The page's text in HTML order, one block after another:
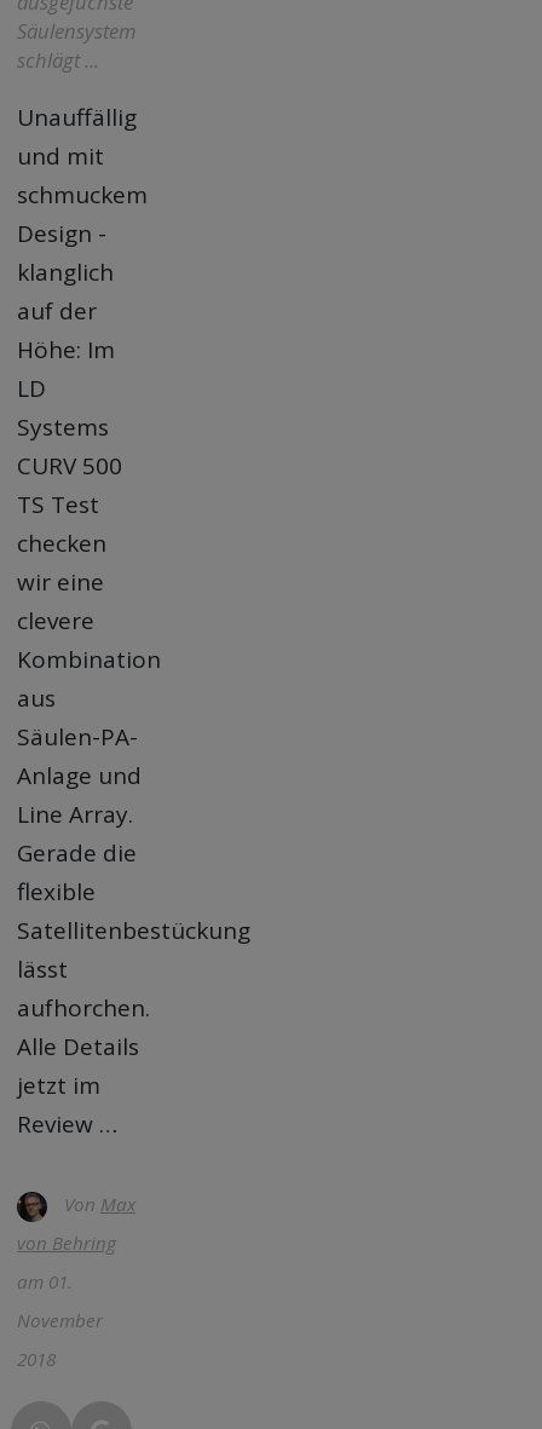
Säulensystem
schlägt ...
Unauffällig
und mit
schmuckem
Design -
klanglich
auf der
Höhe: Im
LD
Systems
CURV 500
TS Test
checken
wir eine
clevere
Kombination
aus
Säulen-PA-
Anlage und
Line Array.
Gerade die
flexible
Satellitenbestückung
lässt
aufhorchen.
Alle Details
jetzt im
Review …
Von Max
von Behring
am 01.
November
2018